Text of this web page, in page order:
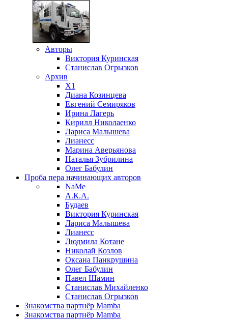
Авторы
Виктория Куринская
Станислав Огрызков
Архив
X1
Диана Козинцева
Евгений Семиряков
Ирина Лагерь
Кирилл Николаенко
Лариса Малышева
Лианесс
Марина Аверьянова
Наталья Зубрилина
Олег Бабулин
Проба пера начинающих авторов
NaMe
А.К.А.
Будаев
Виктория Куринская
Лариса Малышева
Лианесс
Людмила Котане
Николай Козлов
Оксана Панкрушина
Олег Бабулин
Павел Шамин
Станислав Михайленко
Станислав Огрызков
Знакомства партнёр Mamba
Знакомства партнёр Mamba